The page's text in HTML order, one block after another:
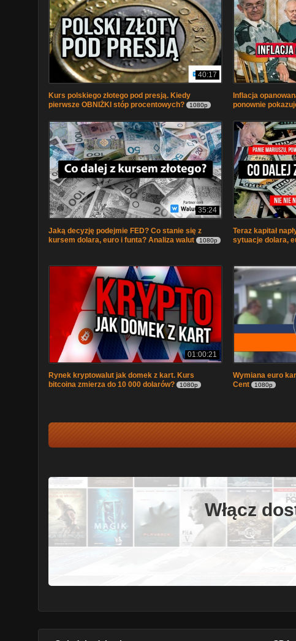
40:17
Kurs polskiego złotego pod presją. Kiedy
pierwsze OBNIŻKI stóp procentowych?
1080p
Inflacja
ponownie
35:24
Jaką decyzję podejmie FED? Co stanie się z
kursem dolara, euro i funta? Analiza walut
1080p
Teraz kapitał
sytuacje dolara,
01:00:21
Rynek kryptowalut jak domek z kart. Kurs
bitcoina zmierza do 10 000 dolarów?
1080p
Wymiana euro
Cent
1080p
Włącz